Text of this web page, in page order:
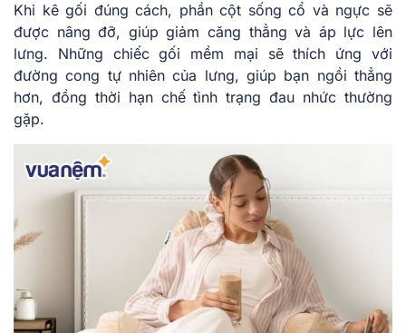
Khi kê gối đúng cách, phần cột sống cổ và ngực sẽ
được nâng đỡ, giúp giảm căng thẳng và áp lực lên
lưng. Những chiếc gối mềm mại sẽ thích ứng với
đường cong tự nhiên của lưng, giúp bạn ngồi thẳng
hơn, đồng thời hạn chế tình trạng đau nhức thường
gặp.